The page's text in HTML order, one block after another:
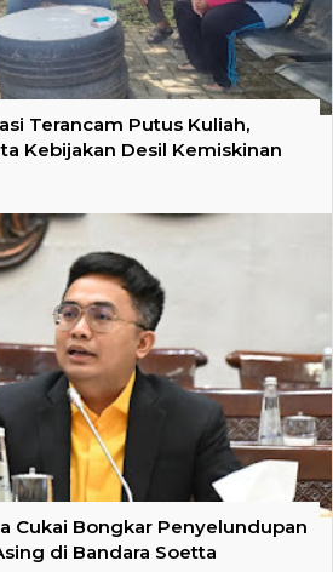
Terancam Putus Kuliah,
Kebijakan Desil Kemiskinan
Cukai Bongkar Penyelundupan
di Bandara Soetta